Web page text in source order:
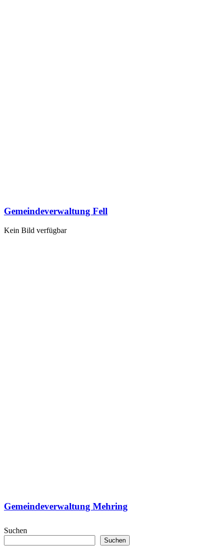
Gemeindeverwaltung Fell
Kein Bild verfügbar
Gemeindeverwaltung Mehring
Suchen
Suchen